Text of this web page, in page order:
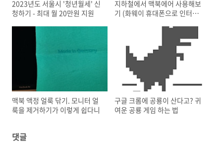
2023년도 서울시 '청년월세' 신
청하기 - 최대 월 20만원 지원
지하철에서 맥북에어 사용해보
기 (화웨이 휴대폰으로 인터넷
맥북 액정 얼룩 닦기. 모니터 얼
룩을 제거하기가 이렇게 쉽다니
구글 크롬에 공룡이 산다고? 귀
여운 공룡 게임 하는 법
댓글